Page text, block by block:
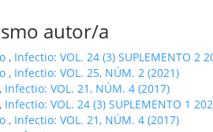
autor/a
, Infectio: VOL. 24 (3) SUPLEMENTO 2
, Infectio: VOL. 25, NÚM. 2 (2021)
, Infectio: VOL. 21, NÚM. 4 (2017)
, Infectio: VOL. 24 (3) SUPLEMENTO 1
, Infectio: VOL. 21, NÚM. 4 (2017)